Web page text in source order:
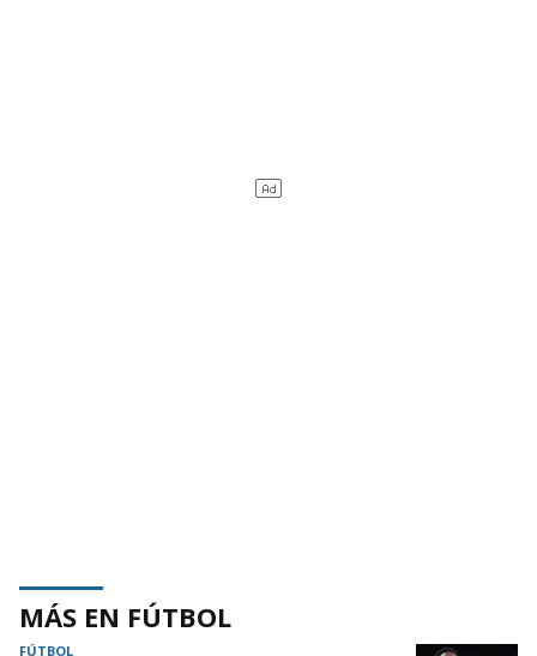
MÁS EN FÚTBOL
FÚTBOL